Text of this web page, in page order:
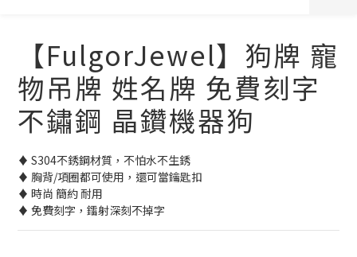
【FulgorJewel】狗牌 寵
物吊牌 姓名牌 免費刻字
不鏽鋼 晶鑽機器狗
♦ S304不銹鋼材質，不怕水不生銹
♦ 胸背/項圈都可使用，還可當鑰匙扣
♦ 時尚 簡約 耐用
♦ 免費刻字，鐳射深刻不掉字